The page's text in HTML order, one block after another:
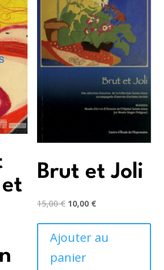
Brut et Joli
15,00€ Le
initial
15,00 €.
10,00 €Le
actuel
Ajouter au
panier